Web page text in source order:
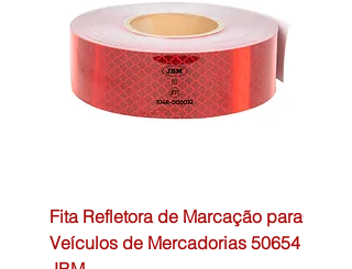
Fita Refletora de Marcação para
Veículos de Mercadorias 50654